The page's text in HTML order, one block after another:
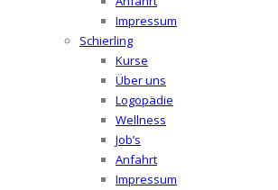
Impressum
Schierling
Kurse
Über uns
Logopädie
Wellness
Job’s
Anfahrt
Impressum